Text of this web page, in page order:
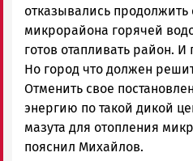
отказывались
микрорайона горячей
готов отапливать район.
Но город что должен
Отменить свое
энергию по такой дикой
мазута для отопления
пояснил Михайлов.